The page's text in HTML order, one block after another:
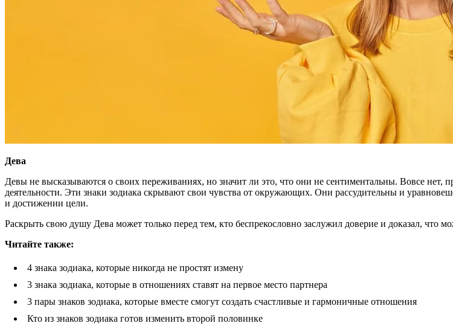
Дева
Девы не высказываются о своих переживаниях, но значит ли это, что они не сентиментальны. Вовсе
деятельности. Эти знаки зодиака скрывают свои чувства от окружающих. Они рассудительны и
и достижении цели.
Раскрыть свою душу Дева может только перед тем, кто беспрекословно заслужил доверие и доказал,
Читайте также:
4 знака зодиака, которые никогда не простят измену
3 знака зодиака, которые в отношениях ставят на первое место партнера
3 пары знаков зодиака, которые вместе смогут создать счастливые и гармоничные отношения
Кто из знаков зодиака готов изменить второй половинке